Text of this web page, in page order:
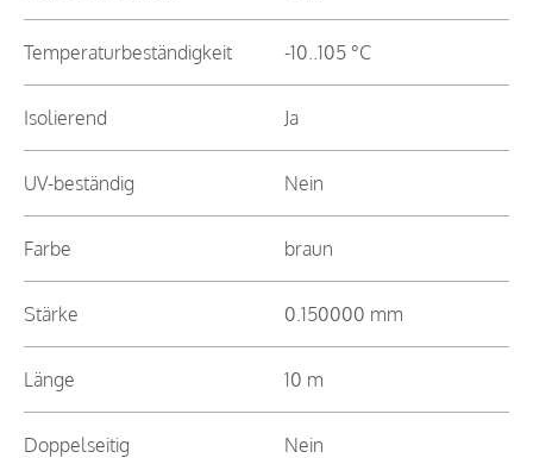
Temperaturbeständigkeit -10..105 °C
Isolierend Ja
UV-beständig Nein
Farbe braun
Stärke 0.150000 mm
Länge 10 m
Doppelseitig Nein